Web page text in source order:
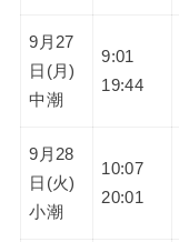
9月27
日(月)
中潮
9:01
19:44
9月28
日(火)
小潮
10:07
20:01